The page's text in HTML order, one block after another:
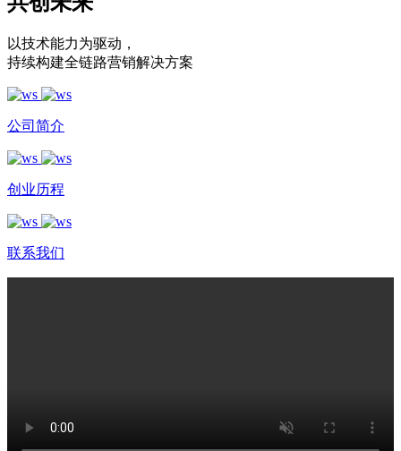
以技术能力为驱动 ，
持续构建全链路营销解决方案
公司简介
创业历程
联系我们